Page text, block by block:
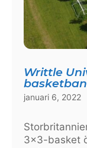
Writtle
januari 6, 2022
3×3-basket